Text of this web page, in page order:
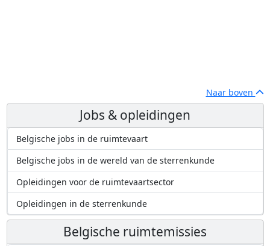
Naar boven
Jobs & opleidingen
Belgische jobs in de ruimtevaart
Belgische jobs in de wereld van de sterrenkunde
Opleidingen voor de ruimtevaartsector
Opleidingen in de sterrenkunde
Belgische ruimtemissies